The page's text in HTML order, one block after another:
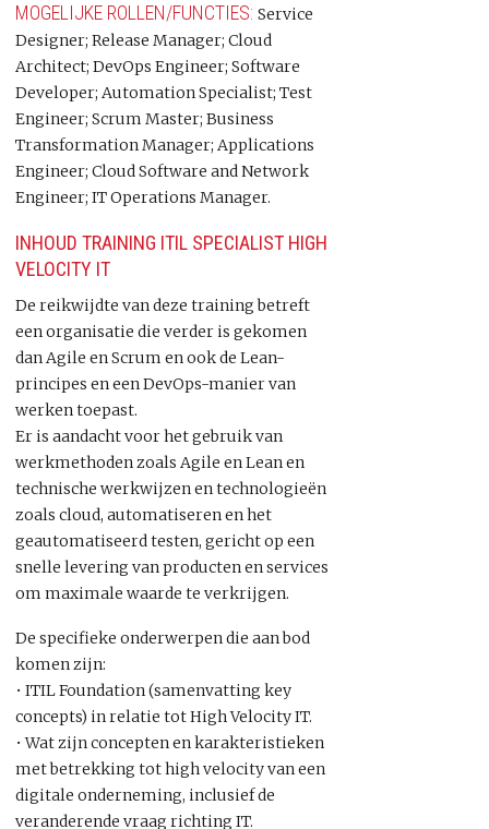
MOGELIJKE ROLLEN/FUNCTIES: Service
Designer; Release Manager; Cloud
Architect; DevOps Engineer; Software
Developer; Automation Specialist; Test
Engineer; Scrum Master; Business
Transformation Manager; Applications
Engineer; Cloud Software and Network
Engineer; IT Operations Manager.
INHOUD TRAINING ITIL SPECIALIST HIGH
VELOCITY IT
De reikwijdte van deze training betreft
een organisatie die verder is gekomen
dan Agile en Scrum en ook de Lean-
principes en een DevOps-manier van
werken toepast.
Er is aandacht voor het gebruik van
werkmethoden zoals Agile en Lean en
technische werkwijzen en technologieën
zoals cloud, automatiseren en het
geautomatiseerd testen, gericht op een
snelle levering van producten en services
om maximale waarde te verkrijgen.
De specifieke onderwerpen die aan bod
komen zijn:
• ITIL Foundation (samenvatting key
concepts) in relatie tot High Velocity IT.
• Wat zijn concepten en karakteristieken
met betrekking tot high velocity van een
digitale onderneming, inclusief de
veranderende vraag richting IT.